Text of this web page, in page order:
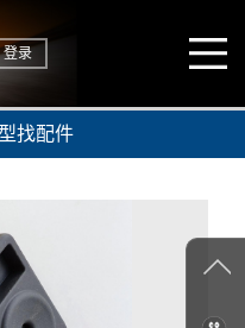
登录
找配件